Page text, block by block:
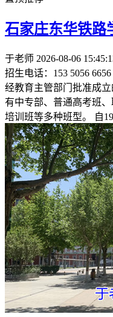
石家庄东华铁路
于老师 2026-08-06
招生电话：153 5056
经教育主管部门批准成
有中专部、普通高考班
培训班等多种班型。 自